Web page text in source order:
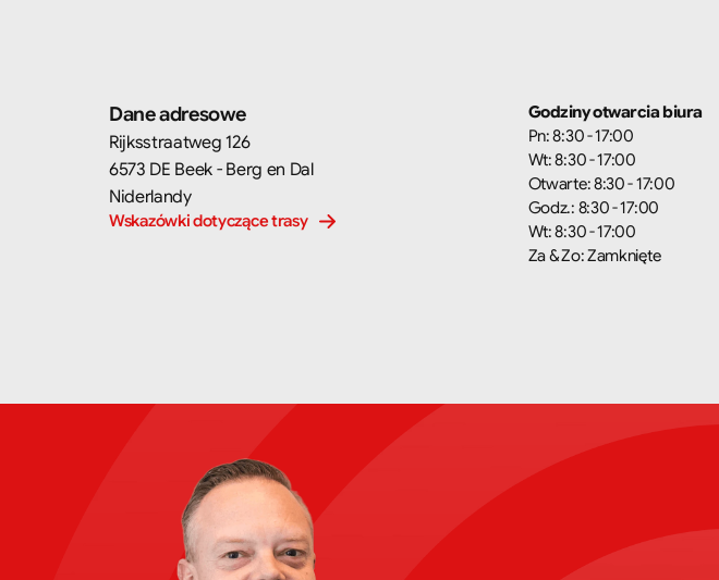
Dane adresowe
Rijksstraatweg 126
6573 DE Beek - Berg en Dal
Niderlandy
Wskazówki dotyczące trasy
Godziny otwarcia biura
Pn: 8:30 - 17:00
Wt: 8:30 - 17:00
Otwarte: 8:30 - 17:00
Godz.: 8:30 - 17:00
Wt: 8:30 - 17:00
Za & Zo: Zamknięte